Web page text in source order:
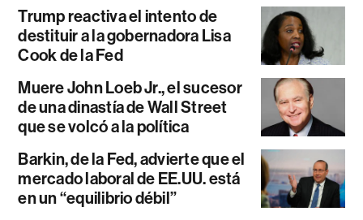
Trump reactiva el intento de
destituir a la gobernadora Lisa
Cook de la Fed
Muere John Loeb Jr., el sucesor
de una dinastía de Wall Street
que se volcó a la política
Barkin, de la Fed, advierte que el
mercado laboral de EE.UU. está
en un “equilibrio débil”